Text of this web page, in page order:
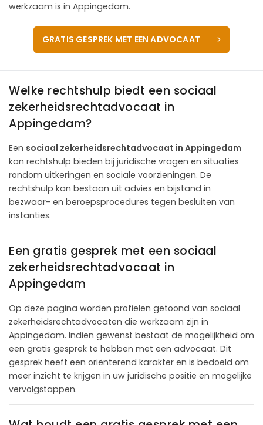
werkzaam is in Appingedam.
GRATIS GESPREK MET EEN ADVOCAAT
Welke rechtshulp biedt een sociaal
zekerheidsrechtadvocaat in
Appingedam?
Een sociaal zekerheidsrechtadvocaat in Appingedam
kan rechtshulp bieden bij juridische vragen en situaties
rondom uitkeringen en sociale voorzieningen. De
rechtshulp kan bestaan uit advies en bijstand in
bezwaar- en beroepsprocedures tegen besluiten van
instanties.
Een gratis gesprek met een sociaal
zekerheidsrechtadvocaat in
Appingedam
Op deze pagina worden profielen getoond van sociaal
zekerheidsrechtadvocaten die werkzaam zijn in
Appingedam. Indien gewenst bestaat de mogelijkheid om
een gratis gesprek te hebben met een advocaat. Dit
gesprek heeft een oriënterend karakter en is bedoeld om
meer inzicht te krijgen in uw juridische positie en mogelijke
vervolgstappen.